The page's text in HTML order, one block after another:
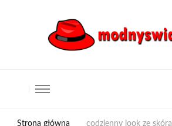
Strona główna codzienny look ze skórą